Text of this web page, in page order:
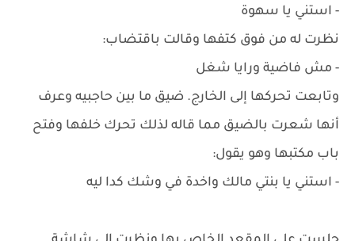
- استني يا سهوة
نظرت له من فوق كتفها وقالت باقتضاب:
- مش فاضية ورايا شغل
وتابعت تحركها إلى الخارج. ضيق ما بين حاجبيه وعرف
أنها شعرت بالضيق مما قاله لذلك تحرك خلفها وفتح
باب مكتبها وهو يقول:
- استني يا بنتي مالك واخدة في وشك كدا ليه